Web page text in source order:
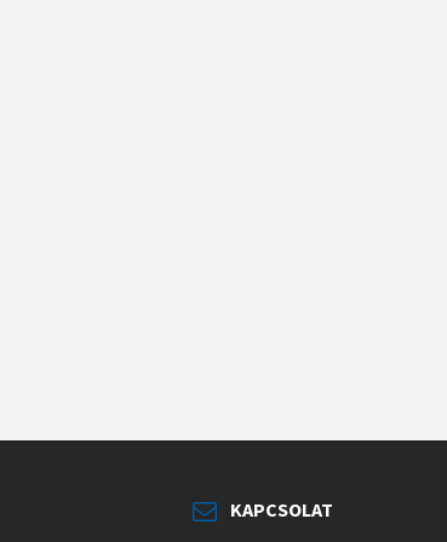
KAPCSOLAT